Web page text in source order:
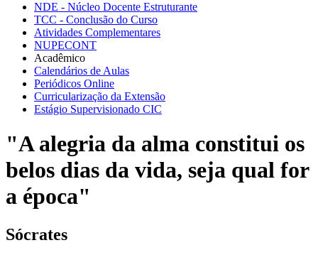
NDE - Núcleo Docente Estruturante
TCC - Conclusão do Curso
Atividades Complementares
NUPECONT
Acadêmico
Calendários de Aulas
Periódicos Online
Curricularização da Extensão
Estágio Supervisionado CIC
"A alegria da alma constitui os
belos dias da vida, seja qual for
a época"
Sócrates